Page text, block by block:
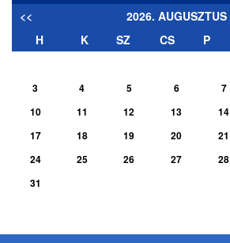
<<
2026. AUGUSZTUS
H
K SZ CS P
3
4 5 6 7
10
11 12 13 14
17
18 19 20 21
24
25 26 27 28
31